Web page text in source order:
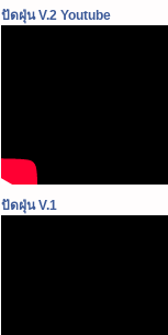
ปัดฝุ่น V.2 Youtube
ปัดฝุ่น V.1